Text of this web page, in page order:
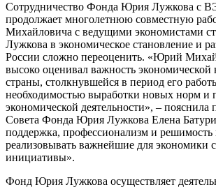
Сотрудничество Фонда Юрия Лужкова с
продолжает многолетнюю совместную
Михайловича с ведущими экономистами
Лужкова в экономическое становление и
России сложно переоценить. «Юрий
высоко оценивал важность экономической
страны, столкнувшейся в период его
необходимостью выработки новых норм и
экономической деятельности», – пояснила
Совета Фонда Юрия Лужкова Елена
поддержка, профессионализм и решимость
реализовывать важнейшие для экономики
инициативы».
Фонд Юрия Лужкова осуществляет